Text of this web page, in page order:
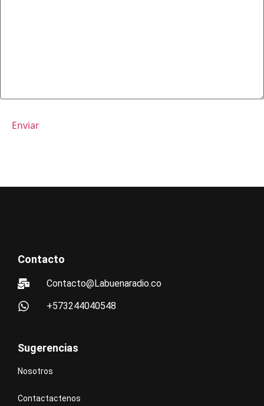
Contacto
Contacto@Labuenaradio.co
+573244040548
Sugerencias
Nosotros
Contactactenos